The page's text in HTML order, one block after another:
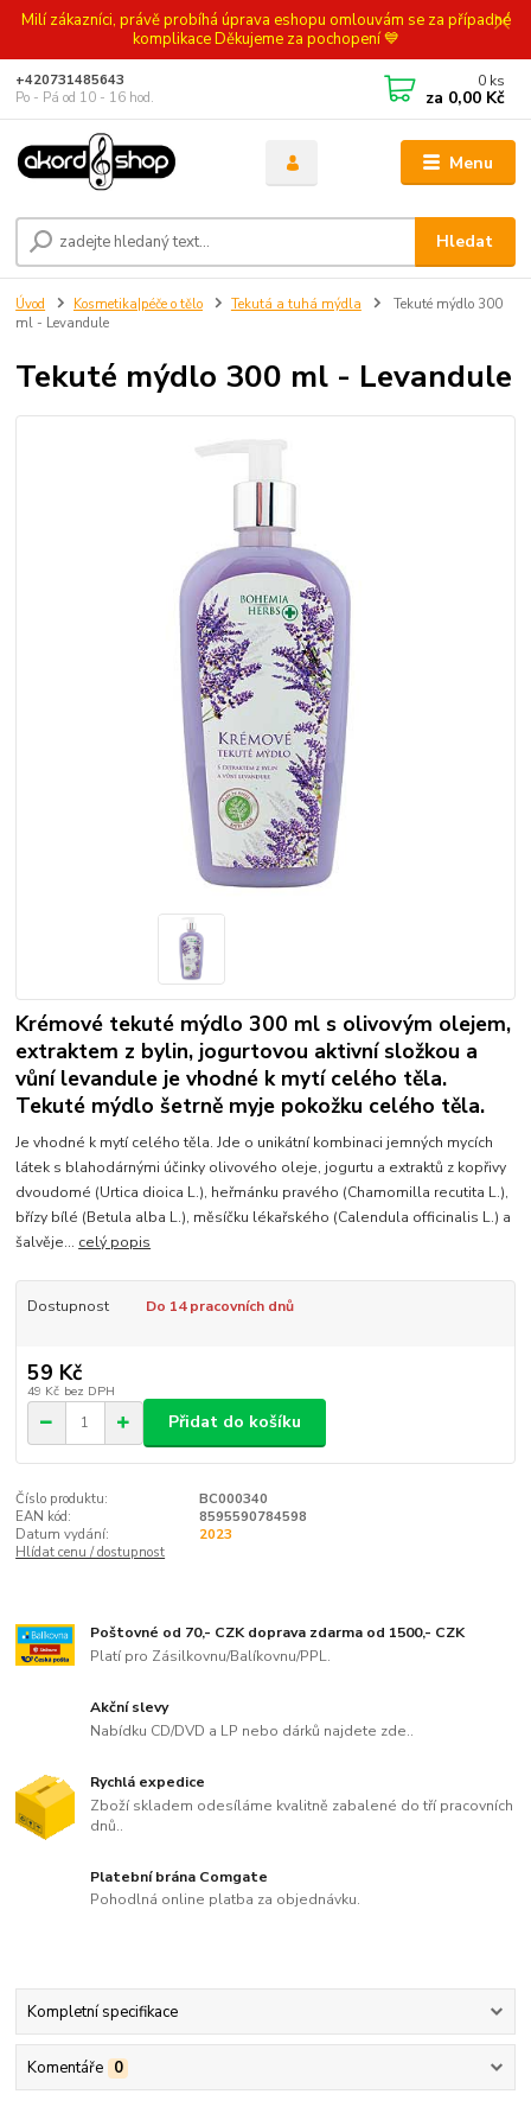
Milí zákazníci, právě probíhá úprava eshopu omlouvám se za případné
komplikace Děkujeme za pochopení 💙
Menu
Hledat
+420731485643
Po - Pá od 10 - 16 hod.
0 ks
za 0,00 Kč
Úvod Kosmetika|péče o tělo Tekutá a tuhá mýdla
Tekuté mýdlo 300
ml - Levandule
Tekuté mýdlo 300 ml - Levandule
Krémové tekuté mýdlo 300 ml s olivovým olejem,
extraktem z bylin, jogurtovou aktivní složkou a
vůní levandule je vhodné k mytí celého těla.
Tekuté mýdlo šetrně myje pokožku celého těla.
Je vhodné k mytí celého těla. Jde o unikátní kombinaci jemných mycích
látek s blahodárnými účinky olivového oleje, jogurtu a extraktů z kopřivy
dvoudomé (Urtica dioica L.), heřmánku pravého (Chamomilla recutita L.),
břízy bílé (Betula alba L.), měsíčku lékařského (Calendula officinalis L.) a
šalvěje... celý popis
Dostupnost Do 14 pracovních dnů
59 Kč
49 Kč bez DPH
Přidat do košíku
Číslo produktu:
BC000340
EAN kód:
8595590784598
Datum vydání:
2023
Hlídat cenu / dostupnost
Poštovné od 70,- CZK doprava zdarma od 1500,- CZK
Platí pro Zásilkovnu/Balíkovnu/PPL.
Akční slevy
Nabídku CD/DVD a LP nebo dárků najdete zde..
Rychlá expedice
Zboží skladem odesíláme kvalitně zabalené do tří pracovních
dnů..
Platební brána Comgate
Pohodlná online platba za objednávku.
Kompletní specifikace
Komentáře 0